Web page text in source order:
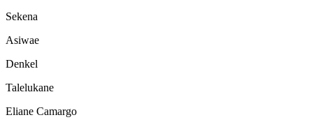
Sekena
Asiwae
Denkel
Talelukane
Eliane Camargo